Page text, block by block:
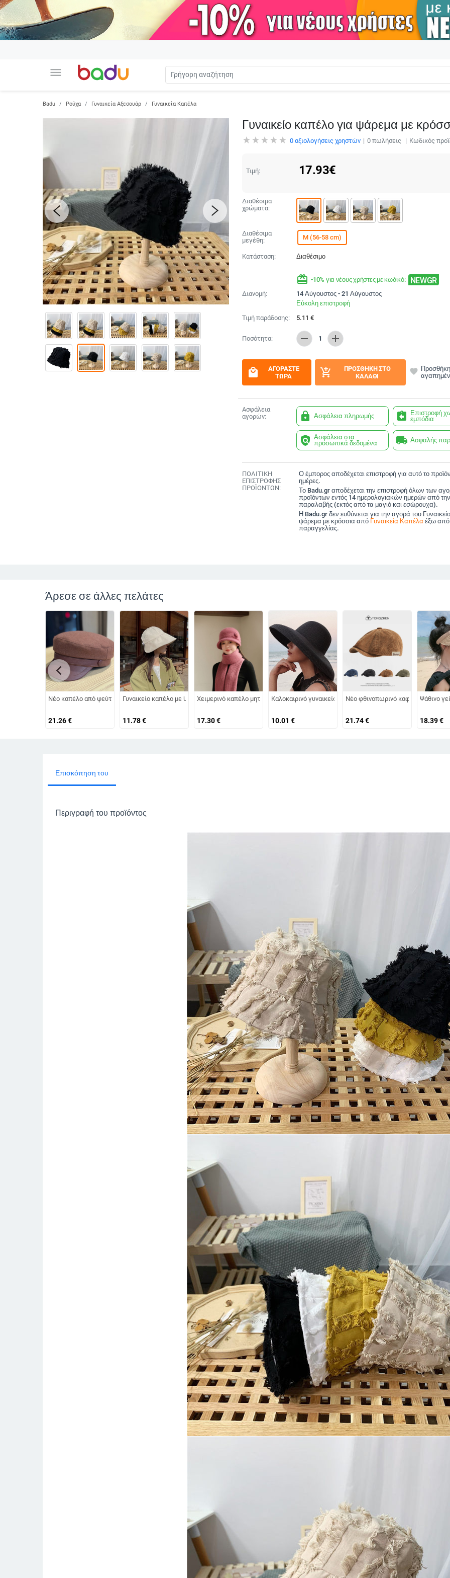
menu
Badu Ρούχα Γυναικεία Αξεσουάρ Γυναικεία Καπέλα
Γυναικείο καπέλο για ψάρεμα με
0αξιολογήσεις χρηστών 0πωλήσεις Κωδικός
Τιμή: 17.93€
Διαθέσιμα
χρώματα:
Διαθέσιμα
μεγέθη:
M (56-58 cm)
Κατάσταση: Διαθέσιμο
redeem -10% για νέους χρήστες με κωδικό: NEWGR
Διανομή:
14 Αύγουστος - 21 Αύγουστος
Εύκολη επιστροφή
Τιμή παράδοσης:
5.11 €
Ποσότητα: remove 1 add
local_mall
ΑΓΟΡΆΣΤΕ
ΤΏΡΑ
add_shopping_cart
ΠΡΟΣΘΉΚΗ ΣΤΟ
ΚΑΛΆΘΙ
favorite
Ασφάλεια
αγορών:
lock Ασφάλεια πληρωμής assignment_return Επιστροφή
εμπόδια
policy Ασφάλεια στα
προσωπικά δεδομένα
local_shipping Ασφαλής
ΠΟΛΙΤΙΚΗ
ΕΠΙΣΤΡΟΦΗΣ
ΠΡΟΪΟΝΤΩΝ:
Ο έμπορος αποδέχεται επιστροφή για αυτό το
ημέρες.
Το Badu.gr αποδέχεται την επιστροφή όλων των
προϊόντων εντός 14 ημερολογιακών ημερών από
παραλαβής (εκτός από τα μαγιό και εσώρουχα).
Η Badu.gr δεν ευθύνεται για την αγορά του
ψάρεμα με κρόσσια από Γυναικεία Καπέλα έξω από
παραγγελίας.
Άρεσε σε άλλες πελάτες
Νέο καπέλο από ψεύτικη γούνα για γυναίκες, φθινοπωρινό και χειμερινό ρετρό μάλλινο καπέλο 2025, βρετανικό οκτάγωνο καπέλο με
21.26€
Γυναικείο καπέλο με UV προστασίας
11.78€
Χειμερινό καπέλο μητέρας για μεσήλικες και ηλικιωμένες γυναίκες, πλεκτό από
17.30€
Καλοκαιρινό γυναικείο πλισέ ψάθινο καπέλο Γυναικείο
10.01 €
Νέο φθινοπωρινό καφέ ρετρό
21.74€
Ψάθινο
18.39€
chevron_left
Επισκόπηση του
Περιγραφή του προϊόντος